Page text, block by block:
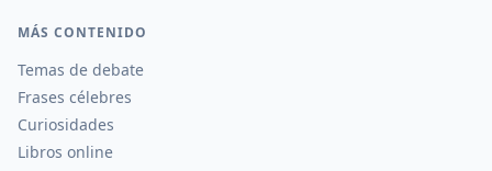
MÁS CONTENIDO
Temas de debate
Frases célebres
Curiosidades
Libros online